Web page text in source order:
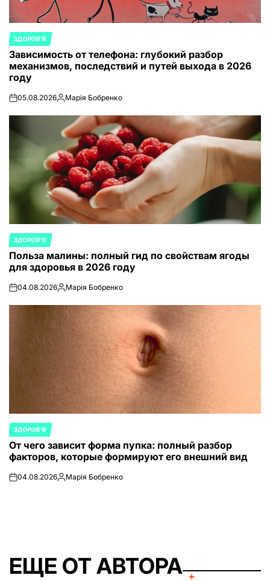
ОПУБЛИКОВАНО
В
ЗДОРОВ'Я
Зависимость от телефона: глубокий разбор
механизмов, последствий и путей выхода в 2026
году
on05.08.2026Запись
Марія Бобренко
ОПУБЛИКОВАНО
В
ЗДОРОВ'Я
Польза малины: полный гид по свойствам ягоды
для здоровья в 2026 году
on04.08.2026Запись
Марія Бобренко
ОПУБЛИКОВАНО
В
ЗДОРОВ'Я
От чего зависит форма пупка: полный разбор
факторов, которые формируют его внешний вид
on04.08.2026Запись
Марія Бобренко
ЕЩЕ ОТ АВТОРА